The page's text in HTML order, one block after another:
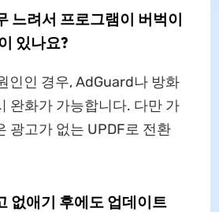
느려서 프로그램이 버벅이
있나요?
인인 경우, AdGuard나 방화
완화가 가능합니다. 다만 가
광고가 없는 UPDF로 전환
없애기 후에도 업데이트